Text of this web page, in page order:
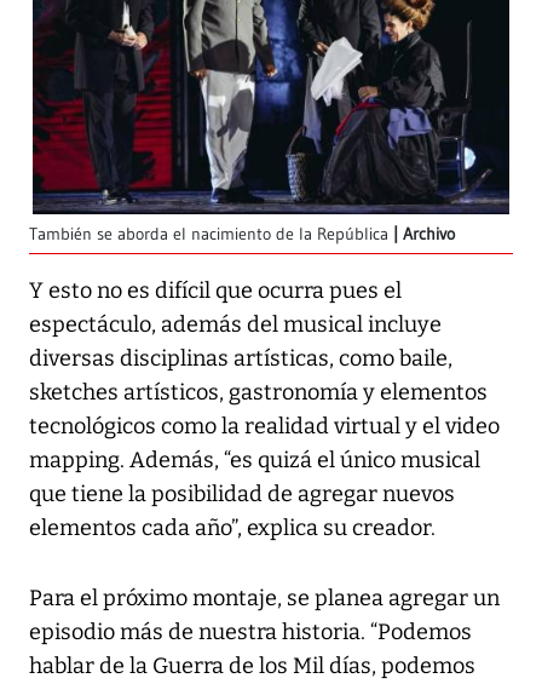
También se aborda el nacimiento de la República Archivo
Y esto no es difícil que ocurra pues el
espectáculo, además del musical incluye
diversas disciplinas artísticas, como baile,
sketches artísticos, gastronomía y elementos
tecnológicos como la realidad virtual y el video
mapping. Además, “es quizá el único musical
que tiene la posibilidad de agregar nuevos
elementos cada año”, explica su creador.
Para el próximo montaje, se planea agregar un
episodio más de nuestra historia. “Podemos
hablar de la Guerra de los Mil días, podemos